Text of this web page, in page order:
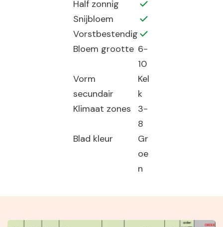
Half zonnig
Snijbloem
Vorstbestendig
Bloem grootte 6-
10
Vorm
secundair
Kel
k
Klimaat zones
3-
8
Blad kleur
Gr
oe
n